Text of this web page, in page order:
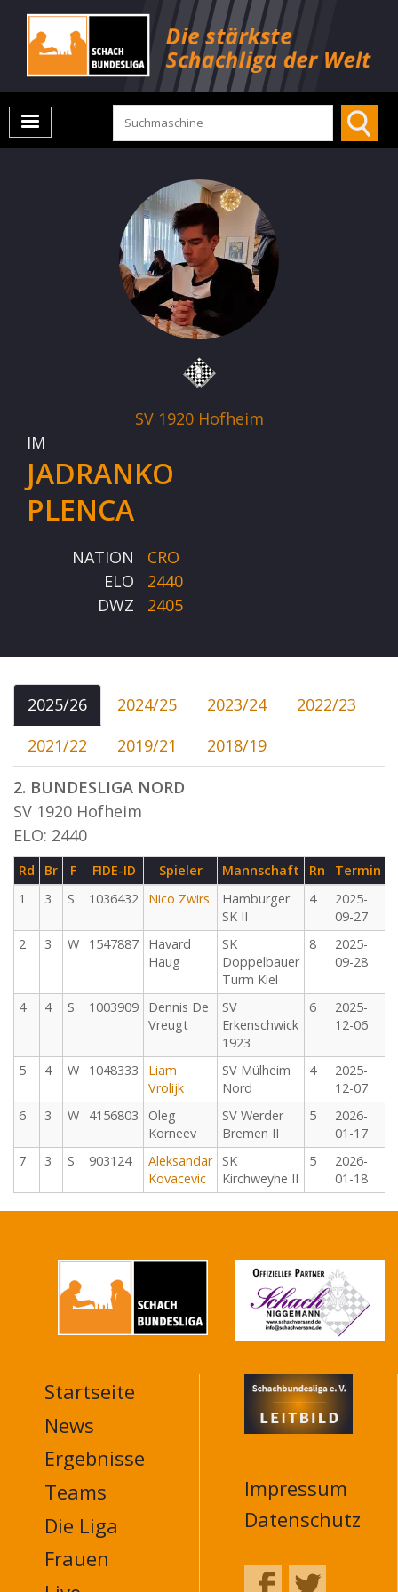
SV 1920 Hofheim
IM
JADRANKO
PLENCA
NATION
CRO
ELO
2440
DWZ
2405
2025/26 2024/25 2023/24
2022/23
2021/22
2019/21
2018/19
2. BUNDESLIGA NORD
SV 1920 Hofheim
ELO: 2440
Rd Br F FIDE-ID Spieler Mannschaft Rn Termin
1
3 S 1036432 Nico Zwirs
Hamburger
SK II
4
2025-
09-27
2 3 W 1547887
Havard
Haug
SK
Doppelbauer
Turm Kiel
8
2025-
09-28
4 4 S 1003909
Dennis De
Vreugt
SV
Erkenschwick
1923
6
2025-
12-06
5 4 W 1048333
Liam
Vrolijk
SV Mülheim
Nord
4
2025-
12-07
6 3 W 4156803
Oleg
Korneev
SV Werder
Bremen II
5
2026-
01-17
7 3 S 903124
Aleksandar
Kovacevic
SK
Kirchweyhe II
5
2026-
01-18
MAIN
NAVIGATION
FOOTER
Startseite
News
Ergebnisse
Teams
Die Liga
Frauen
Impressum
Datenschutz